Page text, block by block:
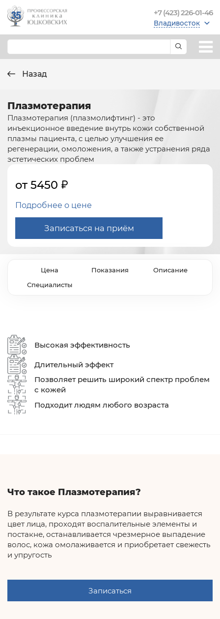
+7 (423) 226-01-46
Владивосток
Назад
Плазмотерапия
Плазмотерапия (плазмолифтинг) - это
инъекционное введение внутрь кожи собственной
плазмы пациента, с целью улучшения ее
регенерации, омоложения, а также устранения ряда
эстетических проблем
от 5450
Подробнее о цене
Записаться на приём
Цена Показания
Описание
Специалисты
Высокая эффективность
Длительный эффект
Позволяет решить широкий спектр проблем
с кожей
Подходит людям любого возраста
Что такое Плазмотерапия?
В результате курса плазмотерапии выравнивается
цвет лица, проходят воспалительные элементы и
постакне, останавливается чрезмерное выпадение
волос, кожа омолаживается и приобретает свежесть
и упругость
Записаться